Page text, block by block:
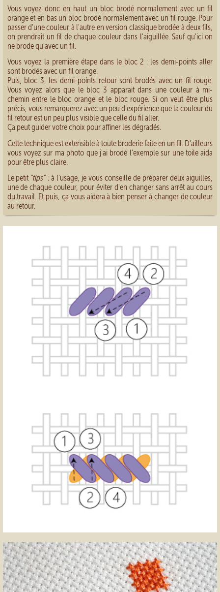
Vous voyez donc en haut un bloc brodé normalement avec un fil
orange et en bas un bloc brodé normalement avec un fil rouge. Pour
passer d'une couleur à l'autre en version classique brodée à deux fils,
on prendrait un fil de chaque couleur dans l'aiguillée. Sauf qu'ici on
ne brode qu'avec un fil.
Vous voyez la première étape dans le bloc 2 : les demi-points aller
sont brodés avec un fil orange.
Puis, bloc 3, les demi-points retour sont brodés avec un fil rouge.
Vous voyez alors que le bloc 3 apparait dans une couleur à mi-
chemin entre le bloc orange et le bloc rouge. Si on veut être plus
précis, vous remarquerez avec un peu d'expérience que la couleur du
fil retour est un peu plus visible que celle du fil aller.
Ça peut guider votre choix pour affiner les dégradés.
Cette technique est extensible à toute broderie faite en un fil. D'ailleurs
vous voyez sur ma photo que j'ai brodé l'exemple sur une toile aida
pour être plus claire.
Le petit "tips" : à l'usage, je vous conseille de préparer deux aiguilles,
une de chaque couleur, pour éviter d'en changer sans arrêt au cours
du travail. Et puis, ça vous aidera à bien penser à changer de couleur
au retour.